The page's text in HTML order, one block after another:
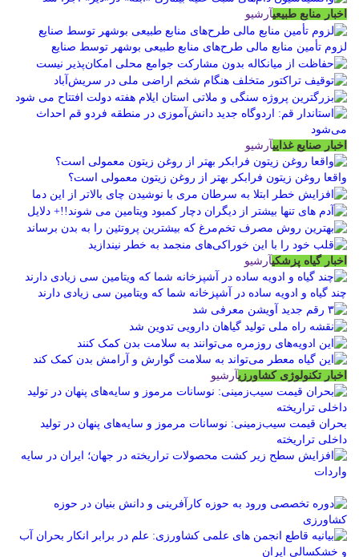
اخبار منابع طبیعیآرشیو
لزوم تأمین منابع مالی طرح‌های منابع طبیعی بوشهر توسط صنایع
اخبار صنایع غذاییآرشیو
واقعا روغن زیتون فرابکر بهتر از روغن زیتون معمولی است؟
اخبار گیاه پزشکیآرشیو
چند گیاه و ادویه ساده در آشپزخانه شما که ویتامین سی زیادی دارند
اخبار تکنولوژی کشاورزیآرشیو
بحران قیمت سیب‌زمینی: نوسانات مرموز و سایه‌های پنهان در تولید
داخلی تراریخته